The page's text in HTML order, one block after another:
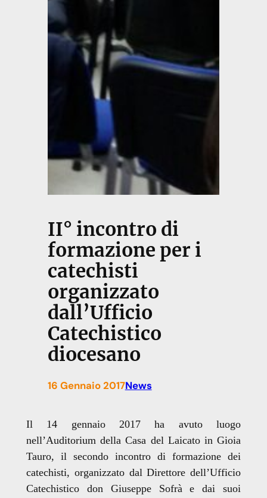
II° incontro di
formazione per i
catechisti
organizzato
dall’Ufficio
Catechistico
diocesano
16 Gennaio 2017News
Il 14 gennaio 2017 ha avuto luogo
nell’Auditorium della Casa del Laicato in Gioia
Tauro, il secondo incontro di formazione dei
catechisti, organizzato dal Direttore dell’Ufficio
Catechistico don Giuseppe Sofrà e dai suoi